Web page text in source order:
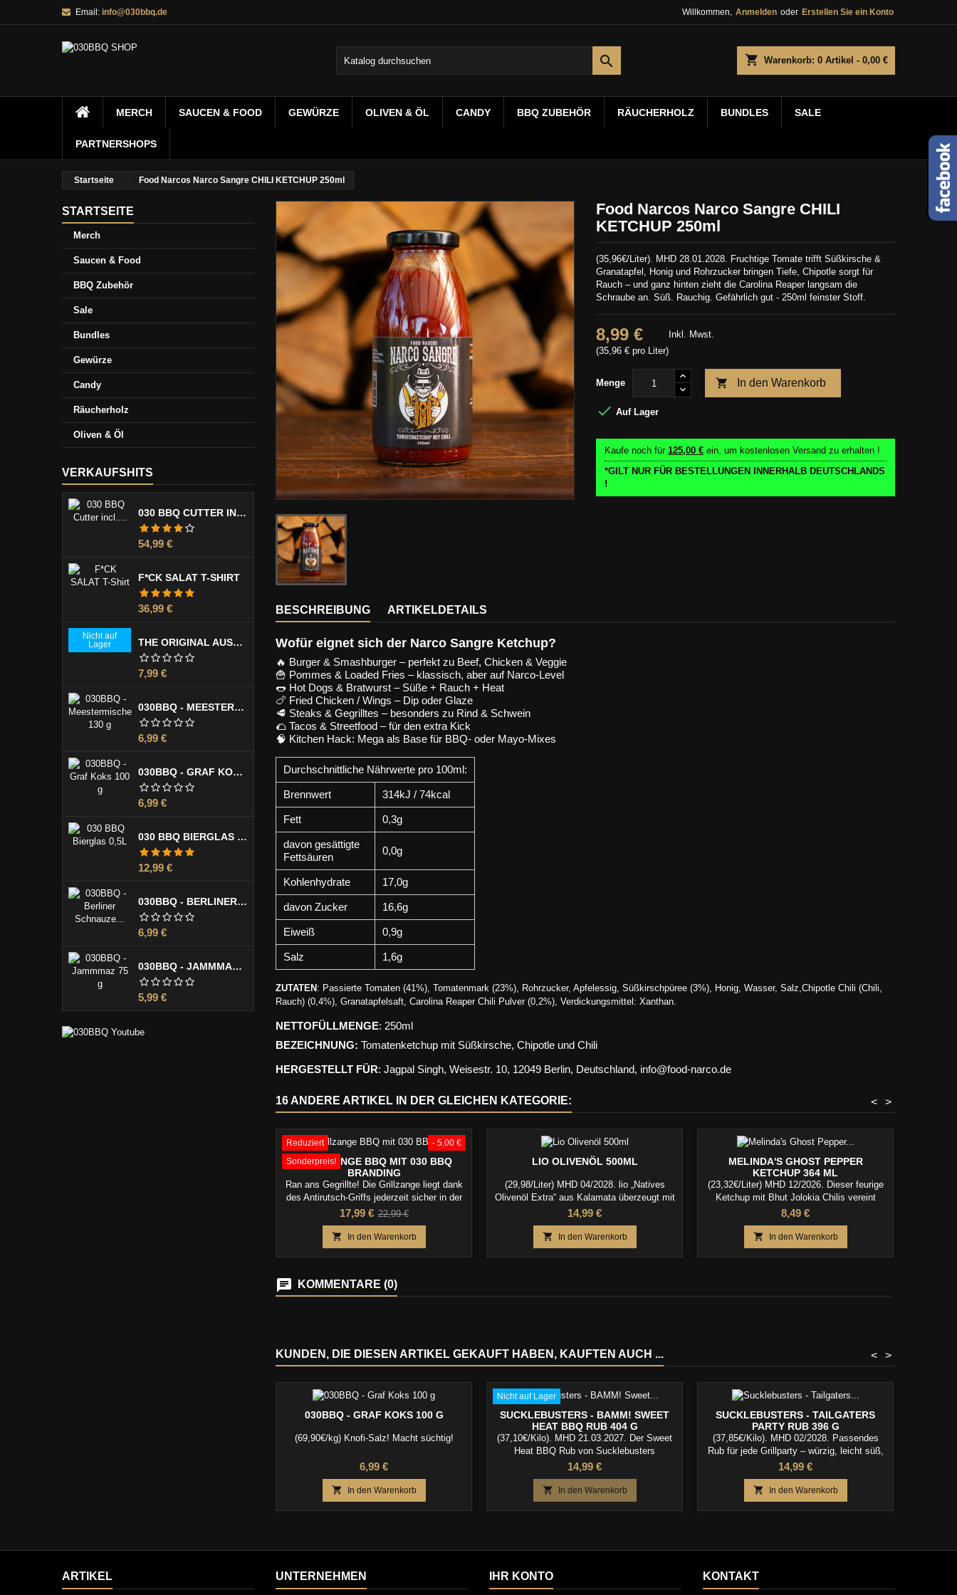
Email: info@030bbq.de Willkommen, Anmelden oder Erstellen Sie ein Konto
shopping_cart Warenkorb: 0 Artikel - 0,00 €

MERCH SAUCEN & FOOD GEWÜRZE OLIVEN & ÖL CANDY BBQ ZUBEHÖR RÄUCHERHOLZ BUNDLES SALE
PARTNERSHOPS
Startseite Food Narcos Narco Sangre CHILI KETCHUP 250ml
STARTSEITE
Merch
Saucen & Food
BBQ Zubehör
Sale
Bundles
Gewürze
Candy
Räucherholz
Oliven & Öl
VERKAUFSHITS
030 BBQ CUTTER INCL. KLINGENSCHUTZ
Preis
54,99 €
F*CK SALAT T-SHIRT
Preis
36,99 €
Nicht auf
Lager
THE ORIGINAL AUSTRALIAN LUMI LUMI MARINADE 355 ML
Preis
7,99 €
030BBQ - MEESTERMISCHE 130 G
Preis
6,99 €
030BBQ - GRAF KOKS 100 G
Preis
6,99 €
030 BBQ BIERGLAS 0,5L
Preis
12,99 €
030BBQ - BERLINER SCHNAUZE 100 G
Preis
6,99 €
030BBQ - JAMMMAZ 75 G
Preis
5,99 €
Food Narcos Narco Sangre CHILI
KETCHUP 250ml
(35,96€/Liter). MHD 28.01.2028. Fruchtige Tomate trifft Süßkirsche &
Granatapfel, Honig und Rohrzucker bringen Tiefe, Chipotle sorgt für
Rauch – und ganz hinten zieht die Carolina Reaper langsam die
Schraube an. Süß. Rauchig. Gefährlich gut - 250ml feinster Stoff.
8,99 €
(35,96 € pro Liter)
Inkl. Mwst.
Menge  In den Warenkorb
 Auf Lager
Kaufe noch für 125,00 € ein, um kostenlosen Versand zu erhalten !
*GILT NUR FÜR BESTELLUNGEN INNERHALB DEUTSCHLANDS
!
BESCHREIBUNG ARTIKELDETAILS
Wofür eignet sich der Narco Sangre Ketchup?
🔥 Burger & Smashburger – perfekt zu Beef, Chicken & Veggie
🍟 Pommes & Loaded Fries – klassisch, aber auf Narco-Level
🌭 Hot Dogs & Bratwurst – Süße + Rauch + Heat
🍗 Fried Chicken / Wings – Dip oder Glaze
🥩 Steaks & Gegrilltes – besonders zu Rind & Schwein
🌮 Tacos & Streetfood – für den extra Kick
🧠 Kitchen Hack: Mega als Base für BBQ- oder Mayo-Mixes
Durchschnittliche Nährwerte pro 100ml:
Brennwert 314kJ / 74kcal
Fett 0,3g
davon gesättigte
Fettsäuren
0,0g
Kohlenhydrate 17,0g
davon Zucker 16,6g
Eiweiß 0,9g
Salz 1,6g
ZUTATEN : Passierte Tomaten (41%), Tomatenmark (23%), Rohrzucker, Apfelessig, Süßkirschpüree (3%), Honig, Wasser, Salz,Chipotle Chili (Chili,
Rauch) (0,4%), Granatapfelsaft, Carolina Reaper Chili Pulver (0,2%), Verdickungsmittel: Xanthan.
NETTOFÜLLMENGE: 250ml
BEZEICHNUNG: Tomatenketchup mit Süßkirsche, Chipotle und Chili
HERGESTELLT FÜR: Jagpal Singh, Weisestr. 10, 12049 Berlin, Deutschland, info@food-narco.de
16 ANDERE ARTIKEL IN DER GLEICHEN KATEGORIE: >
<
- 5,00 €
Reduziert
Sonderpreis!
GRILLZANGE BBQ MIT 030 BBQ
BRANDING
Ran ans Gegrillte! Die Grillzange liegt dank
des Antirutsch-Griffs jederzeit sicher in der
Hand und macht das Auflegen, Wenden und
Servieren von gegrilltem Fleisch, Fisch und
Gemüse zum Vergnügen.
Preis
17,99 € Verkaufspreis
22,99 €
 In den Warenkorb
LIO OLIVENÖL 500ML
(29,98/Liter) MHD 04/2028. lio „Natives
Olivenöl Extra“ aus Kalamata überzeugt mit
hochwertiger Qualität und mild-fruchtigem
Geschmack.
Preis
14,99 €
 In den Warenkorb
MELINDA'S GHOST PEPPER
KETCHUP 364 ML
(23,32€/Liter) MHD 12/2026. Dieser feurige
Ketchup mit Bhut Jolokia Chilis vereint
intensive Schärfe mit einer fruchtigen Note
!
Preis
8,49 €
 In den Warenkorb
KOMMENTARE (0)
KUNDEN, DIE DIESEN ARTIKEL GEKAUFT HABEN, KAUFTEN AUCH ... >
<
030BBQ - GRAF KOKS 100 G
(69,90€/kg) Knofi-Salz! Macht süchtig!
Preis
6,99 €
 In den Warenkorb
Nicht auf Lager
SUCKLEBUSTERS - BAMM! SWEET
HEAT BBQ RUB 404 G
(37,10€/Kilo). MHD 21.03.2027. Der Sweet
Heat BBQ Rub von Sucklebusters
kombiniert intensive Süße mit brutaler
beim BBQ nicht nur spielen, sondern liefern
wollen.
Preis
14,99 €
 In den Warenkorb
SUCKLEBUSTERS - TAILGATERS
PARTY RUB 396 G
(37,85€/Kilo). MHD 02/2028. Passendes
Rub für jede Grillparty – würzig, leicht süß,
voller Geschmack !
Preis
14,99 €
 In den Warenkorb
ARTIKEL UNTERNEHMEN IHR KONTO KONTAKT